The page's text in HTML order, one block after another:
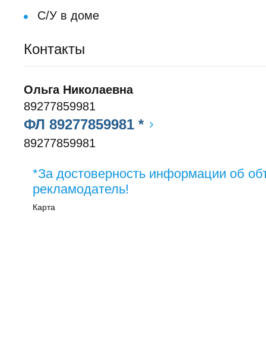
С/У в доме
Контакты
Ольга Николаевна
89277859981
ФЛ 89277859981 *
89277859981
*За достоверность информации об
рекламодатель!
Карта